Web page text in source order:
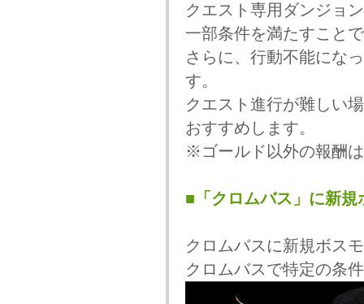
クエスト専用ダンジョ
一部条件を満たすこと
さらに、行動不能にな
す。
クエスト進行が難しい
おすすめします。
※ゴールド以外の報酬
■「クロムバス」に新規
クロムバスに新規ボス
クロムバスで特定の条